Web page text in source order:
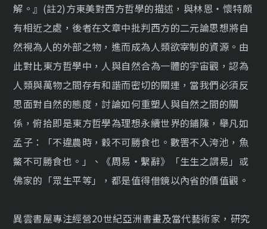
解。』(註2)方東美對西方哲學的描述，與林恩・懷特頗
有相近之處，後者在文章中批判西方的二元論思想將自
然視為人的外部之物，進而成為人類欲宰制的資源。由
此對比東方哲學中，人與自然合為一體的宇宙觀，認為
人類與萬物之間存有和諧而密切的關連，當我們必須反
思面對自然的態度，討論如何重塑人與自然之間的關
係，俯拾即是東方哲學為理想永續世界的鋪陳，舉凡如
孟子：「不違農時，穀不可勝食也。數罟不入洿池，魚
鱉不可勝食也。」、《周易・繫辭》「生生之謂易」或
佛家的「眾生平等」，都是值得借鏡以內省的價值觀。
異雲書屋專注經營20世紀亞洲書畫及當代藝術家，研究